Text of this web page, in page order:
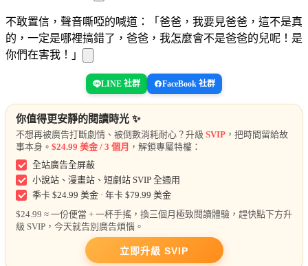
不敢置信，聲音嘶啞的喊道：「爸爸，我要見爸爸，這不是真
的，一定是哪裡搞錯了，爸爸，我怎麼會不是爸爸的兒呢！是
你們在害我！」
LINE 社群 FaceBook 社群
你值得更安靜的閱讀時光 ✨
不想再被廣告打斷劇情、被倒數消耗耐心？升級 SVIP ，把時間留給故
事本身。 $24.99 美金 / 3 個月 ，解鎖專屬特權：
全站廣告全屏蔽
小說站、漫畫站、短劇站 SVIP 全通用
季卡 $24.99 美金 · 年卡 $79.99 美金
$24.99 ≈ 一份便當 + 一杯手搖，換三個月極致閱讀體驗，趕快點下方升
級 SVIP，今天就告別廣告煩惱。
立即升級 SVIP